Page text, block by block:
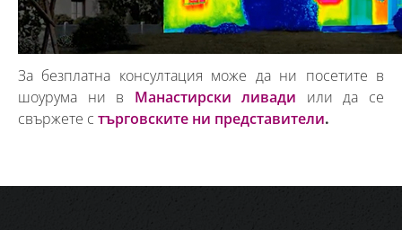
За безплатна консултация може да ни посетите в
шоурума ни в Манастирски ливади или да се
свържете с търговските ни представители.